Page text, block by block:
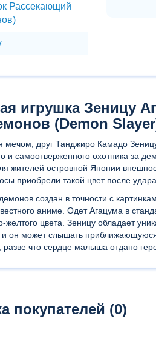
Рассекающий
игрушка Зеницу
(Demon
мечом, друг Танджиро Камадо
и самоотверженного охотника за
жителей островной Японии
приобрели такой цвет после
создан в точности с
аниме. Одет Агацума в
желтого цвета. Зеницу обладает
и он может слышать приближающуюся
разве что сердце малыша отдано
покупателей (0)